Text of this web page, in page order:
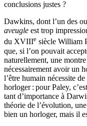
conclusions justes ?
Dawkins, dont l’un des
aveugle est trop
du XVIIIe siècle William
que, si l’on pouvait
naturellement, une
nécessairement avoir un
l’être humain nécessite
horloger : pour Paley,
tant d’importance à
théorie de l’évolution,
bien un horloger, mais il